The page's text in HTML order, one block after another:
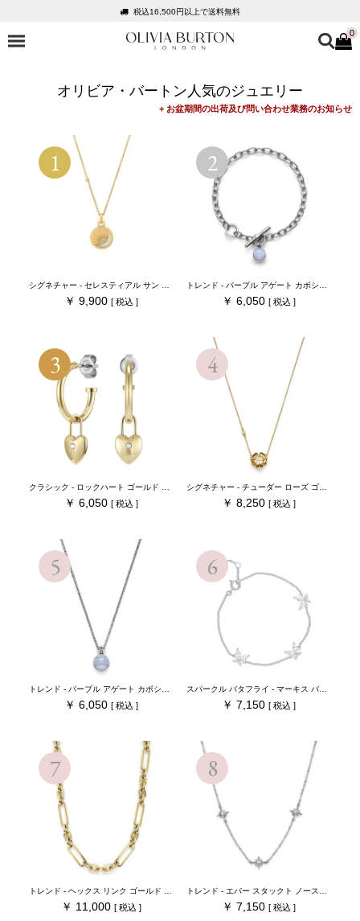
税込16,500円以上で送料無料
会員登録で1,000円分のポイントプレゼント
入って安心！時計保証プラス
税込16,500円以上で送料無料
公式パッケージでお届け
0
オリビア・バートン人気のジュエリー
9,900 6,050
6,050 8,250
6,050 7,150
11,000 7,150